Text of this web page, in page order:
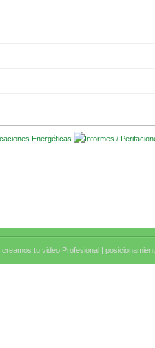
creamos tu video Profesional |